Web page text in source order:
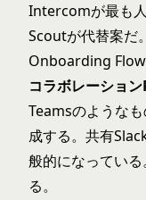
Intercomが最も
Scoutが代替案だ
Onboarding Flow
コラボレーショ
Teamsのような
成する。共有
般的になってい
る。